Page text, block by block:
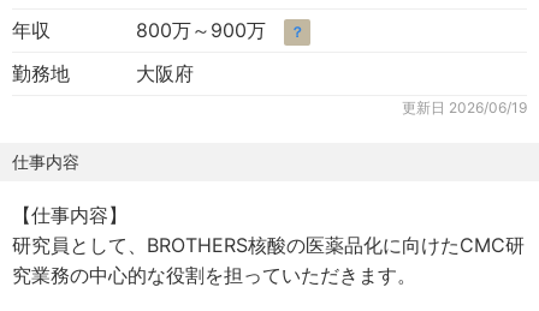
年収
800万～900万 ？
勤務地 大阪府
更新日 2026/06/19
仕事内容
【仕事内容】
研究員として、BROTHERS核酸の医薬品化に向けたCMC研
究業務の中心的な役割を担っていただきます。